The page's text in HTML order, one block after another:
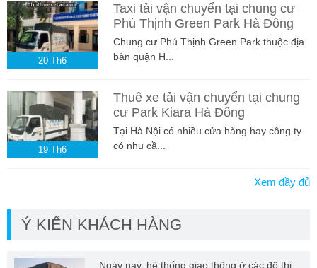
20 Th6
Taxi tải vận chuyển tại chung cư
Phú Thịnh Green Park Hà Đông
Chung cư Phú Thịnh Green Park thuộc địa
bàn quận H...
19 Th6
Thuê xe tải vận chuyển tại chung
cư Park Kiara Hà Đông
Tại Hà Nội có nhiều cửa hàng hay công ty
có nhu cầ...
Xem đầy đủ
Ý KIẾN KHÁCH HÀNG
Ngày nay, hệ thống giao thông ở các đô thị